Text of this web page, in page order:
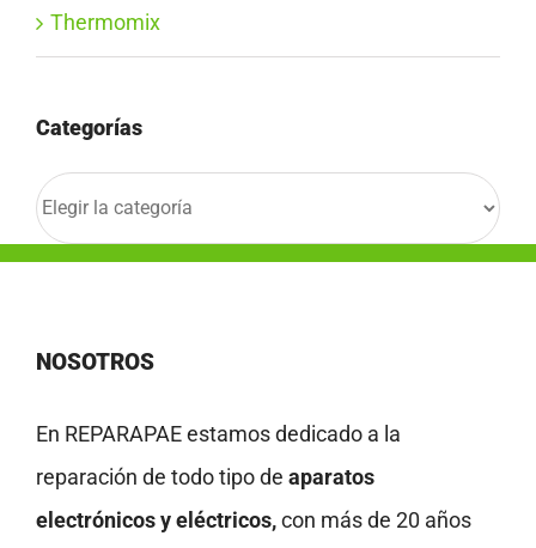
Thermomix
Categorías
Categorías
NOSOTROS
En REPARAPAE estamos dedicado a la
reparación de todo tipo de aparatos
electrónicos y eléctricos,con más de 20 años